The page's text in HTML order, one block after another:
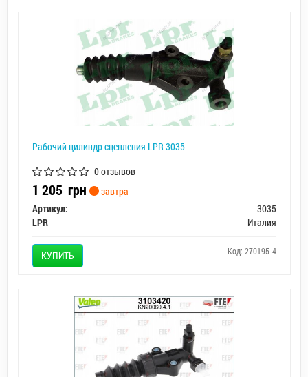
Рабочий цилиндр сцепления LPR 3035
0 отзывов
1 205 грн
завтра
Артикул:
3035
LPR
Италия
КУПИТЬ Код: 270195-4